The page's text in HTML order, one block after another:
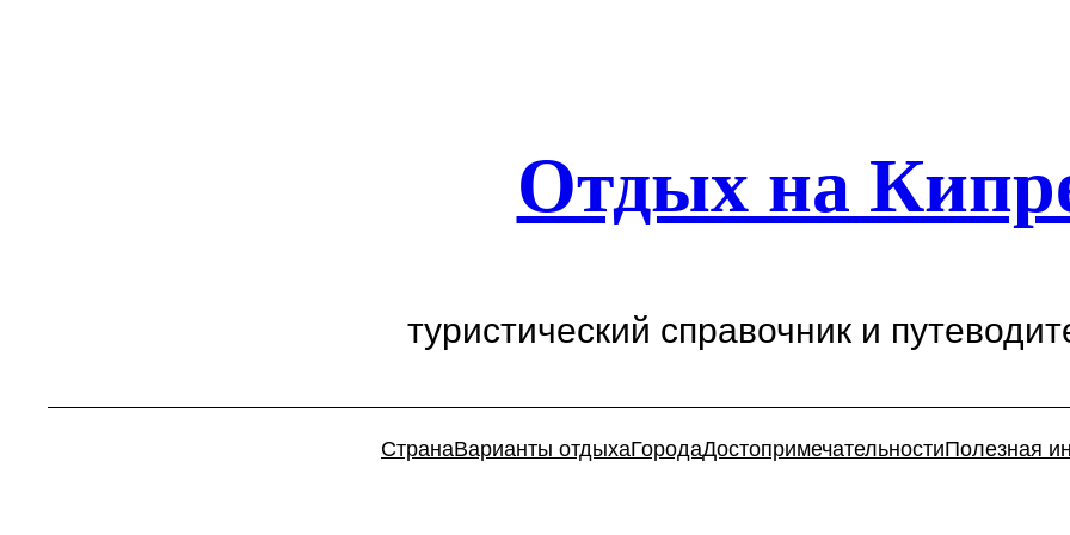
Отдых на
туристический справочник и
СтранаВарианты отдыхаГородаДостопримечательностиПолезная